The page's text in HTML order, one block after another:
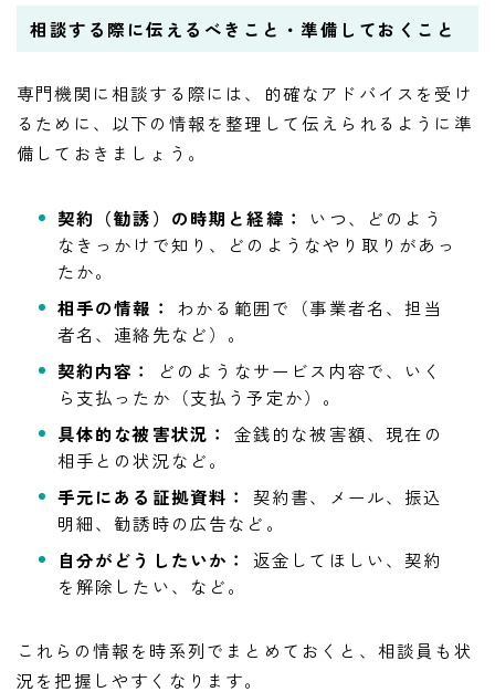
相談する際に伝えるべきこと・準備しておくこと
専門機関に相談する際には、的確なアドバイスを受け
るために、以下の情報を整理して伝えられるように準
備しておきましょう。
契約（勧誘）の時期と経緯：
いつ、どのよう
なきっかけで知り、どのようなやり取りがあっ
たか。
相手の情報：
わかる範囲で（事業者名、担当
者名、連絡先など）。
契約内容：
どのようなサービス内容で、いく
ら支払ったか（支払う予定か）。
具体的な被害状況：
金銭的な被害額、現在の
相手との状況など。
手元にある証拠資料：
契約書、メール、振込
明細、勧誘時の広告など。
自分がどうしたいか：
返金してほしい、契約
を解除したい、など。
これらの情報を時系列でまとめておくと、相談員も状
況を把握しやすくなります。